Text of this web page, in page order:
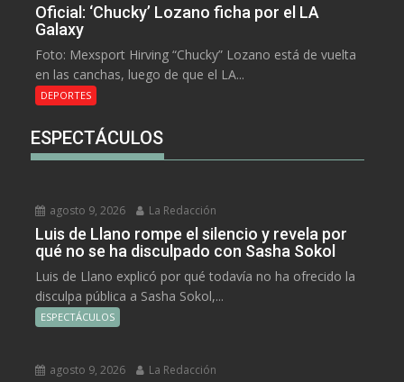
Oficial: ‘Chucky’ Lozano ficha por el LA
Galaxy
Foto: Mexsport Hirving “Chucky” Lozano está de vuelta
en las canchas, luego de que el LA...
DEPORTES
ESPECTÁCULOS
agosto 9, 2026 La Redacción
Luis de Llano rompe el silencio y revela por
qué no se ha disculpado con Sasha Sokol
Luis de Llano explicó por qué todavía no ha ofrecido la
disculpa pública a Sasha Sokol,...
ESPECTÁCULOS
agosto 9, 2026 La Redacción